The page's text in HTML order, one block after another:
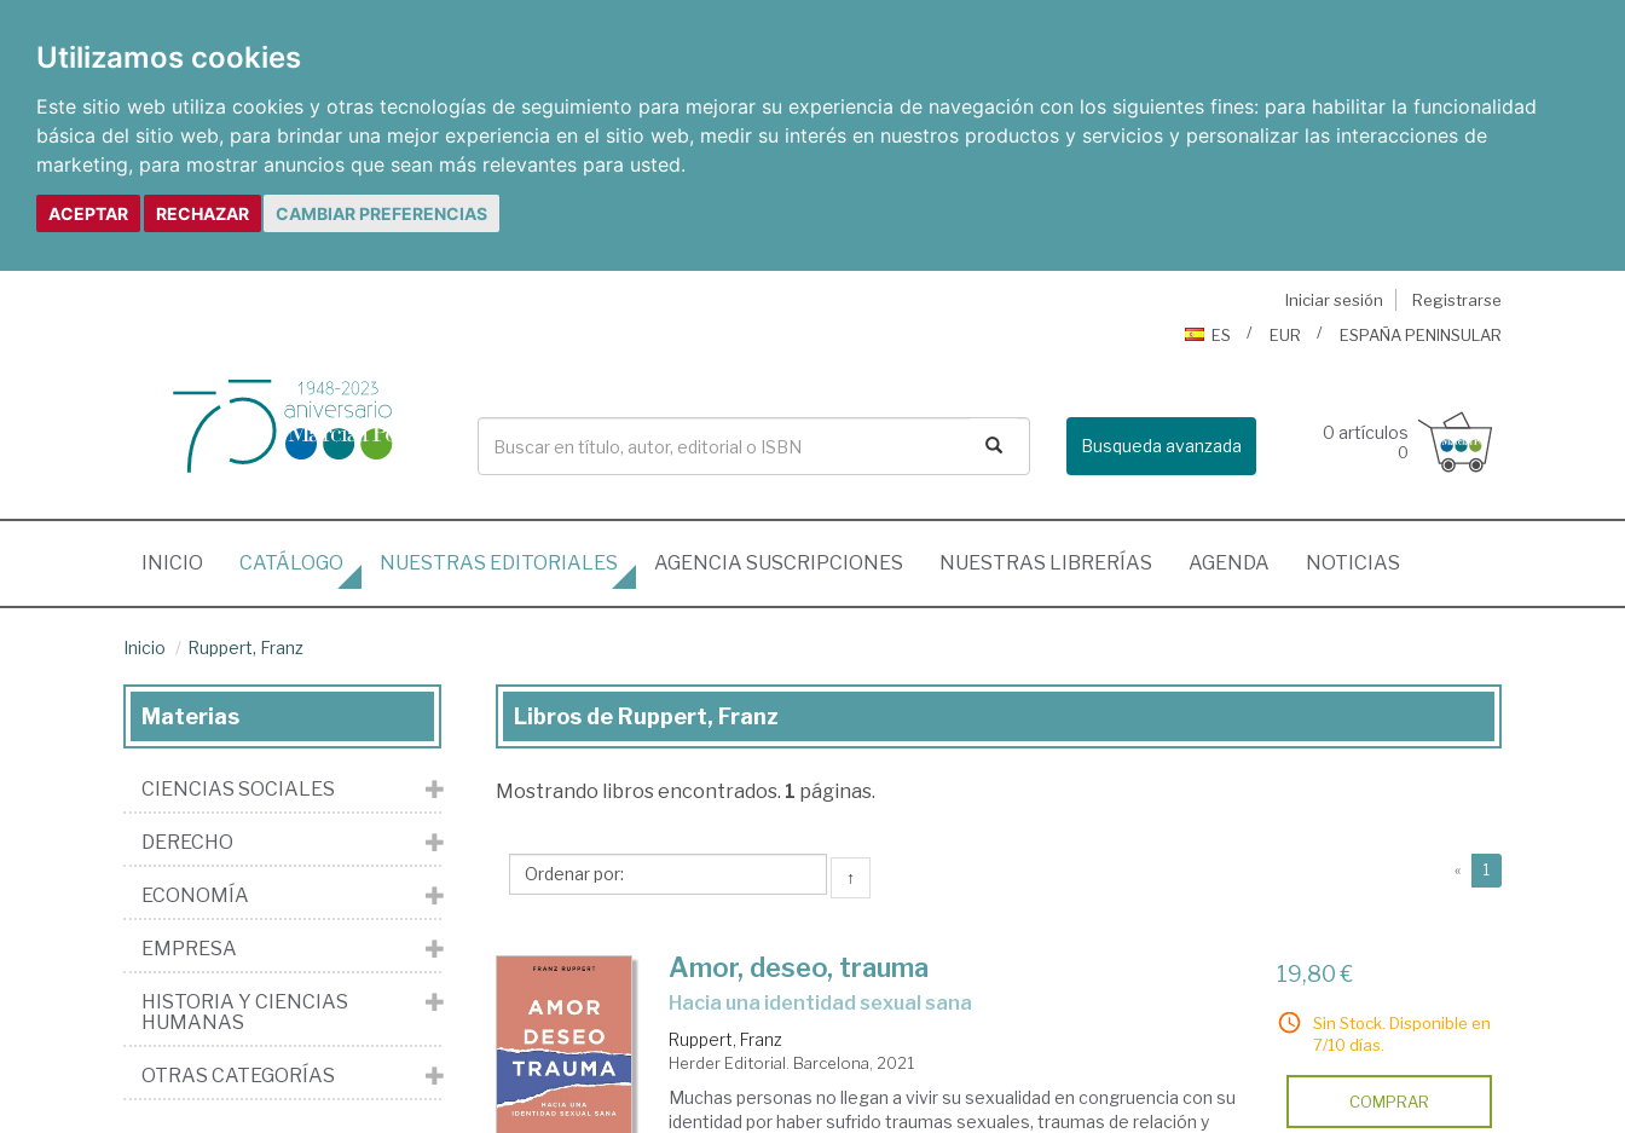
Utilizamos cookies
Este sitio web utiliza cookies y otras tecnologías de seguimiento para mejorar su experiencia de navegación con los siguientes fines: para habilitar la funcionalidad
básica del sitio web, para brindar una mejor experiencia en el sitio web, medir su interés en nuestros productos y servicios y personalizar las interacciones de
marketing, para mostrar anuncios que sean más relevantes para usted.
ACEPTAR RECHAZAR CAMBIAR PREFERENCIAS
Iniciar sesión
Registrarse
ES
EUR ESPAÑA PENINSULAR
Busqueda avanzada
0 artículos
0
INICIO (CURRENT)
CATÁLOGO NUESTRAS EDITORIALES AGENCIA SUSCRIPCIONES NUESTRAS LIBRERÍAS AGENDA NOTICIAS
Inicio Ruppert, Franz
Libros
Ruppert,
Libros de Ruppert, Franz
Mostrando libros encontrados. 1 páginas.
↑ « 1
Amor, deseo, trauma
hacia una identidad sexual sana
Ruppert, Franz
Herder Editorial. Barcelona, 2021
Muchas personas no llegan a vivir su sexualidad en congruencia con su
identidad por haber sufrido traumas sexuales, traumas de relación y
19,80 €
Sin Stock. Disponible en
7/10 días.
COMPRAR
Materias
CIENCIAS SOCIALES
DERECHO
ECONOMÍA
EMPRESA
HISTORIA Y CIENCIAS
HUMANAS
OTRAS CATEGORÍAS